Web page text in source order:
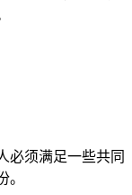
必须满足一些共同
。